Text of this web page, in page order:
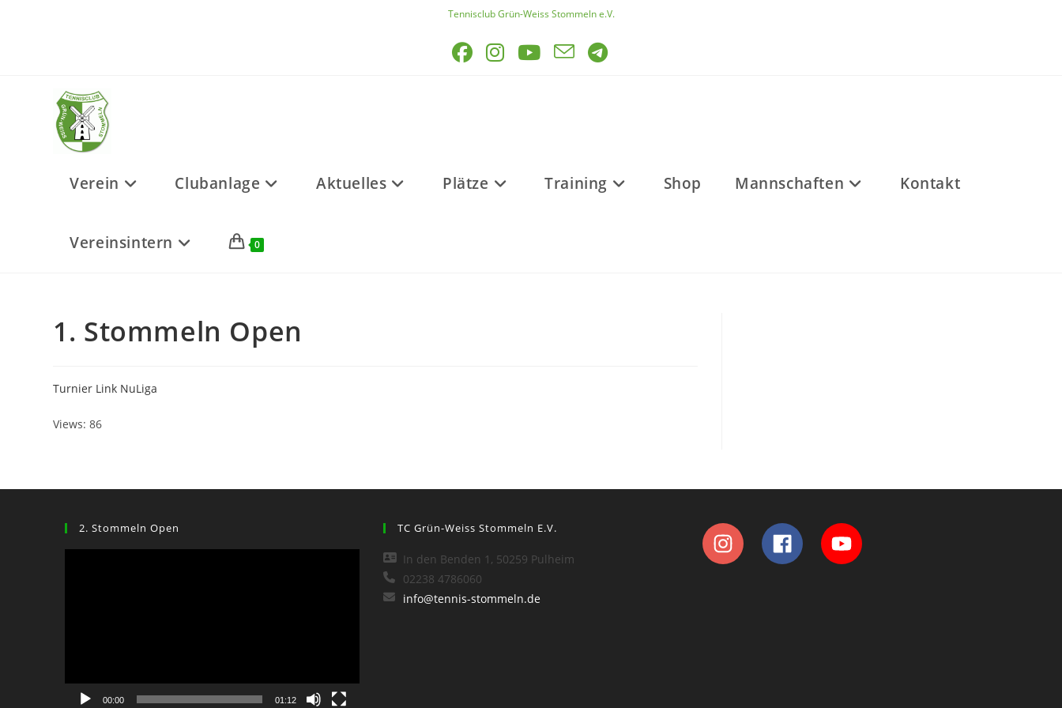
Tennisclub Grün-Weiss Stommeln e.V.
Verein Clubanlage Aktuelles Plätze Training Shop Mannschaften Kontakt
Vereinsintern 0
1. Stommeln Open
Turnier Link NuLiga
Views: 86
2. Stommeln Open
00:00 01:12
TC Grün-Weiss Stommeln E.V.
In den Benden 1, 50259 Pulheim
02238 4786060
info@tennis-stommeln.de